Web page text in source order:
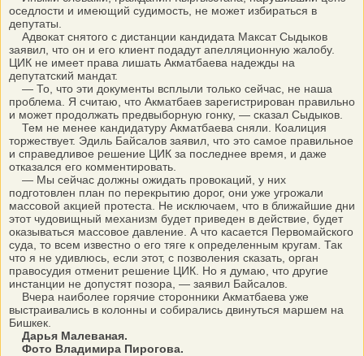
оседлости и имеющий судимость, не может избираться в
депутаты.
Адвокат снятого с дистанции кандидата Максат Сыдыков
заявил, что он и его клиент подадут апелляционную жалобу.
ЦИК не имеет права лишать Акматбаева надежды на
депутатский мандат.
— То, что эти документы всплыли только сейчас, не наша
проблема. Я считаю, что Акматбаев зарегистрирован правильно
и может продолжать предвыборную гонку, — сказал Сыдыков.
Тем не менее кандидатуру Акматбаева сняли. Коалиция
торжествует. Эдиль Байсалов заявил, что это самое правильное
и справедливое решение ЦИК за последнее время, и даже
отказался его комментировать.
— Мы сейчас должны ожидать провокаций, у них
подготовлен план по перекрытию дорог, они уже угрожали
массовой акцией протеста. Не исключаем, что в ближайшие дни
этот чудовищный механизм будет приведен в действие, будет
оказываться массовое давление. А что касается Первомайского
суда, то всем известно о его тяге к определенным кругам. Так
что я не удивлюсь, если этот, с позволения сказать, орган
правосудия отменит решение ЦИК. Но я думаю, что другие
инстанции не допустят позора, — заявил Байсалов.
Вчера наиболее горячие сторонники Акматбаева уже
выстраивались в колонны и собирались двинуться маршем на
Бишкек.
Дарья Малеваная.
Фото Владимира Пирогова.